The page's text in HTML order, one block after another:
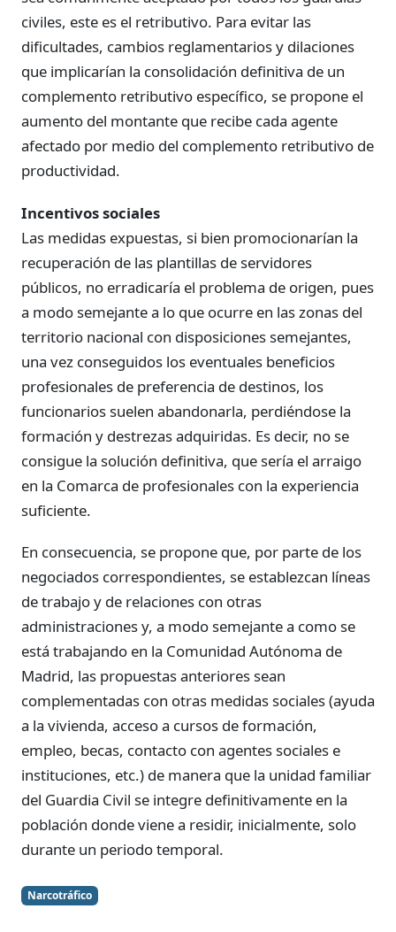
civiles, este es el retributivo. Para evitar las
dificultades, cambios reglamentarios y dilaciones
que implicarían la consolidación definitiva de un
complemento retributivo específico, se propone el
aumento del montante que recibe cada agente
afectado por medio del complemento retributivo de
productividad.
Incentivos sociales
Las medidas expuestas, si bien promocionarían la
recuperación de las plantillas de servidores
públicos, no erradicaría el problema de origen, pues
a modo semejante a lo que ocurre en las zonas del
territorio nacional con disposiciones semejantes,
una vez conseguidos los eventuales beneficios
profesionales de preferencia de destinos, los
funcionarios suelen abandonarla, perdiéndose la
formación y destrezas adquiridas. Es decir, no se
consigue la solución definitiva, que sería el arraigo
en la Comarca de profesionales con la experiencia
suficiente.
En consecuencia, se propone que, por parte de los
negociados correspondientes, se establezcan líneas
de trabajo y de relaciones con otras
administraciones y, a modo semejante a como se
está trabajando en la Comunidad Autónoma de
Madrid, las propuestas anteriores sean
complementadas con otras medidas sociales (ayuda
a la vivienda, acceso a cursos de formación,
empleo, becas, contacto con agentes sociales e
instituciones, etc.) de manera que la unidad familiar
del Guardia Civil se integre definitivamente en la
población donde viene a residir, inicialmente, solo
durante un periodo temporal.
Narcotráfico